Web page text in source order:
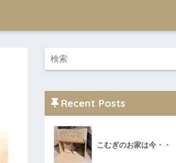
Recent Posts
こむぎのお家は今・・